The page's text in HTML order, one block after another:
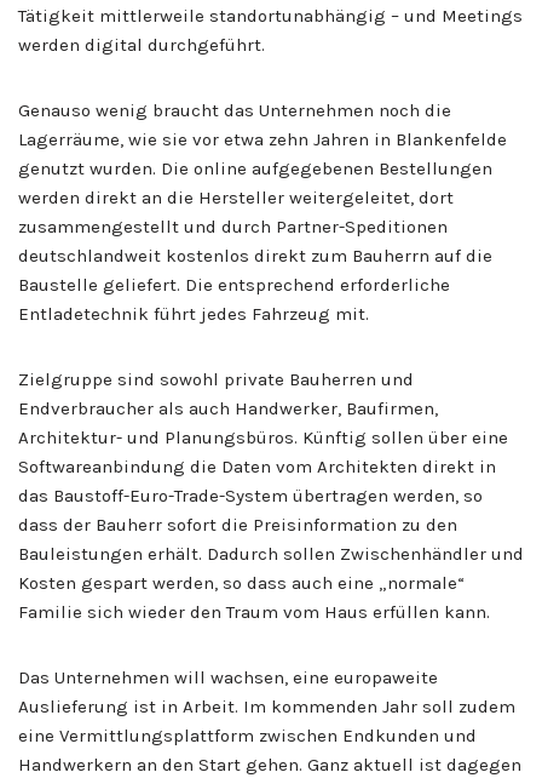
Tätigkeit mittlerweile standortunabhängig – und Meetings
werden digital durchgeführt.
Genauso wenig braucht das Unternehmen noch die
Lagerräume, wie sie vor etwa zehn Jahren in Blankenfelde
genutzt wurden. Die online aufgegebenen Bestellungen
werden direkt an die Hersteller weitergeleitet, dort
zusammengestellt und durch Partner-Speditionen
deutschlandweit kostenlos direkt zum Bauherrn auf die
Baustelle geliefert. Die entsprechend erforderliche
Entladetechnik führt jedes Fahrzeug mit.
Zielgruppe sind sowohl private Bauherren und
Endverbraucher als auch Handwerker, Baufirmen,
Architektur- und Planungsbüros. Künftig sollen über eine
Softwareanbindung die Daten vom Architekten direkt in
das Baustoff-Euro-Trade-System übertragen werden, so
dass der Bauherr sofort die Preisinformation zu den
Bauleistungen erhält. Dadurch sollen Zwischenhändler und
Kosten gespart werden, so dass auch eine „normale“
Familie sich wieder den Traum vom Haus erfüllen kann.
Das Unternehmen will wachsen, eine europaweite
Auslieferung ist in Arbeit. Im kommenden Jahr soll zudem
eine Vermittlungsplattform zwischen Endkunden und
Handwerkern an den Start gehen. Ganz aktuell ist dagegen